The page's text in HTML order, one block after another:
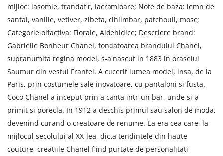
mijloc: iasomie, trandafir, lacramioare; Note de baza: lemn de
santal, vanilie, vetiver, zibeta, cihlimbar, patchouli, mosc;
Categorie olfactiva: Florale, Aldehidice; Descriere brand:
Gabrielle Bonheur Chanel, fondatoarea brandului Chanel,
supranumita regina modei, s-a nascut in 1883 in oraselul
Saumur din vestul Frantei. A cucerit lumea modei, insa, de la
Paris, prin costumele sale inovatoare, cu pantaloni si fusta.
Coco Chanel a inceput prin a canta intr-un bar, unde si-a
primit si porecla. In 1912 a deschis primul sau salon de moda,
devenind curand o creatoare de renume. Ea era cea care, la
mijlocul secolului al XX-lea, dicta tendintele din haute
couture, creatiile Chanel fiind purtate de personalitati